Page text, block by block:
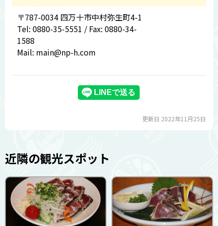
〒787-0034 四万十市中村弥生町4-1
Tel: 0880-35-5551 / Fax: 0880-34-
1588
Mail: main@np-h.com
更新日 2022年11月25日
近隣の観光スポット